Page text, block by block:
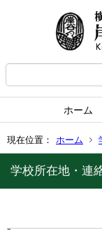
ホーム
現在位置： ホーム
学校所在地・連